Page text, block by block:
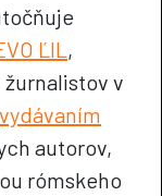
ĽIL,
v
vydávaním
autorov,
rómskeho